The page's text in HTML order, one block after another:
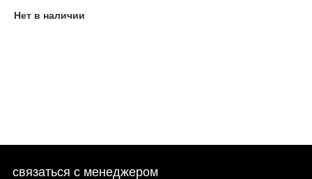
Нет в наличии
связаться с менеджером